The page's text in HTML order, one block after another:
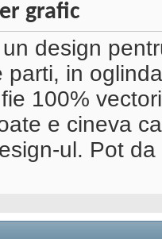
grafic
design
parti, in
100%
e cineva
ul. Pot